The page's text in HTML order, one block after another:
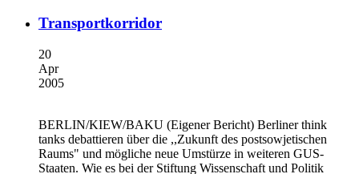
Transportkorridor
20
Apr
2005
BERLIN/KIEW/BAKU (Eigener Bericht) Berliner think
tanks debattieren über die ,,Zukunft des postsowjetischen
Raums" und mögliche neue Umstürze in weiteren GUS-
Staaten. Wie es bei der Stiftung Wissenschaft und Politik